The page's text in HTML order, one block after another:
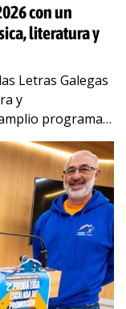
con un
literatura y
Letras Galegas
y
programa
DOMINGO